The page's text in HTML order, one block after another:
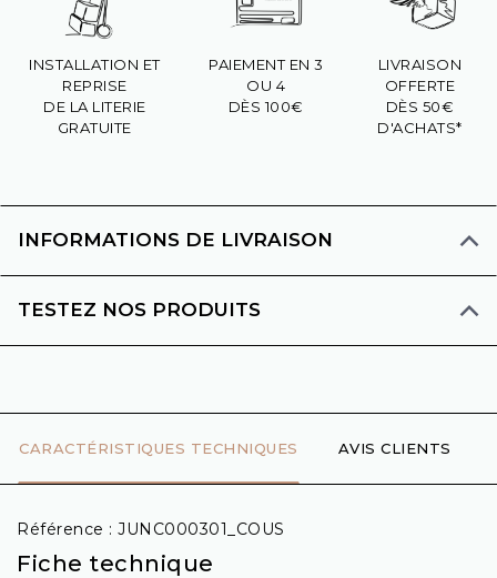
INSTALLATION ET
REPRISE
DE LA LITERIE
GRATUITE
PAIEMENT EN 3
OU 4
DÈS 100€
LIVRAISON
OFFERTE
DÈS 50€
D'ACHATS*
INFORMATIONS DE LIVRAISON
TESTEZ NOS PRODUITS
CARACTÉRISTIQUES TECHNIQUES AVIS CLIENTS
Référence : JUNC000301_COUS
Fiche technique